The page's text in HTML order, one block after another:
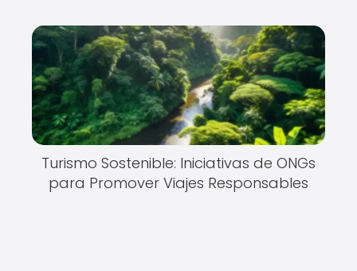
Turismo Sostenible: Iniciativas de ONGs
para Promover Viajes Responsables